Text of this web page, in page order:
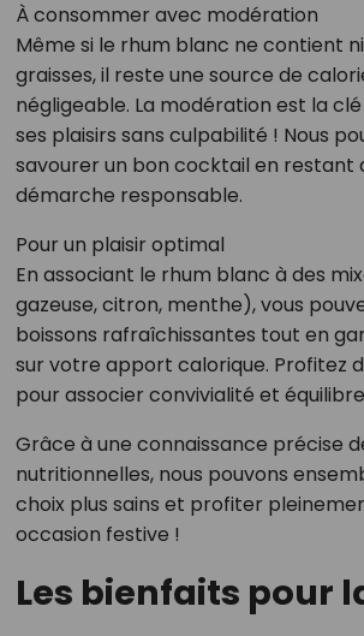
À consommer avec modération
Même si le rhum blanc ne contient
graisses, il reste une source de
négligeable. La modération est la
ses plaisirs sans culpabilité ! Nous
savourer un bon cocktail en restant
démarche responsable.
Pour un plaisir optimal
En associant le rhum blanc à des
gazeuse, citron, menthe), vous
boissons rafraîchissantes tout en
sur votre apport calorique. Profitez
pour associer convivialité et
Grâce à une connaissance précise
nutritionnelles, nous pouvons
choix plus sains et profiter
occasion festive !
Les bienfaits pour